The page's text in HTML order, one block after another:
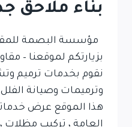
بناء ملاحق
مؤسسة البصمة
بزيارتكم لموقعنا –
نقوم بخدمات ترميم
وترميمات وصيانة
هذا الموقع عرض
العامة ، تركيب مظلات